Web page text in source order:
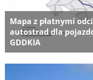
Mapa z płatnymi
autostrad dla
GDDKIA